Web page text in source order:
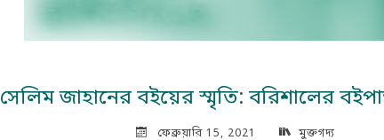
সেলিম জাহানের বইয়ের স্মৃতি: বরিশালের
ফেব্রুয়ারি 15, 2021 মুক্তগদ্য